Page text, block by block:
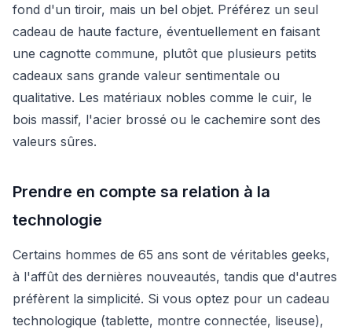
fond d'un tiroir, mais un bel objet. Préférez un seul
cadeau de haute facture, éventuellement en faisant
une cagnotte commune, plutôt que plusieurs petits
cadeaux sans grande valeur sentimentale ou
qualitative. Les matériaux nobles comme le cuir, le
bois massif, l'acier brossé ou le cachemire sont des
valeurs sûres.
Prendre en compte sa relation à la
technologie
Certains hommes de 65 ans sont de véritables geeks,
à l'affût des dernières nouveautés, tandis que d'autres
préfèrent la simplicité. Si vous optez pour un cadeau
technologique (tablette, montre connectée, liseuse),